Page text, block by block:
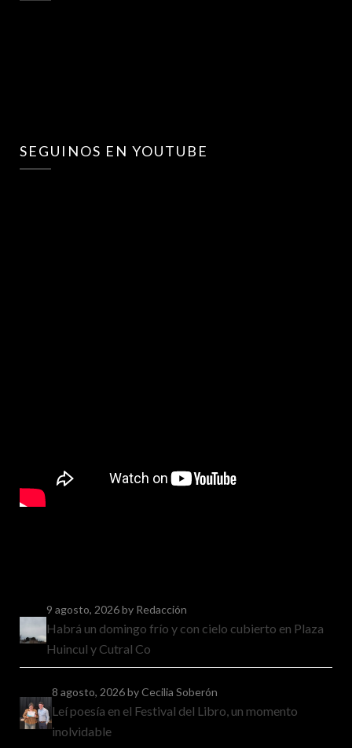
SEGUINOS EN YOUTUBE
9 agosto, 2026by Redacción
Habrá un domingo frío y con cielo cubierto en Plaza
Huincul y Cutral Co
8 agosto, 2026by Cecilia Soberón
Leí poesía en el Festival del Libro, un momento
inolvidable